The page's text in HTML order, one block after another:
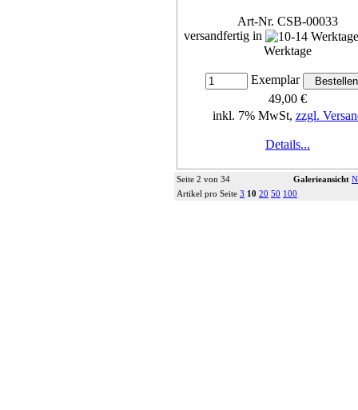
Art-Nr. CSB-00033
versandfertig in
Werktage
Exemplar
49,00 €
inkl. 7% MwSt, zzgl.
Details...
Seite 2 von 34 Galerieansicht
Artikel pro Seite 3 10 20 50 100